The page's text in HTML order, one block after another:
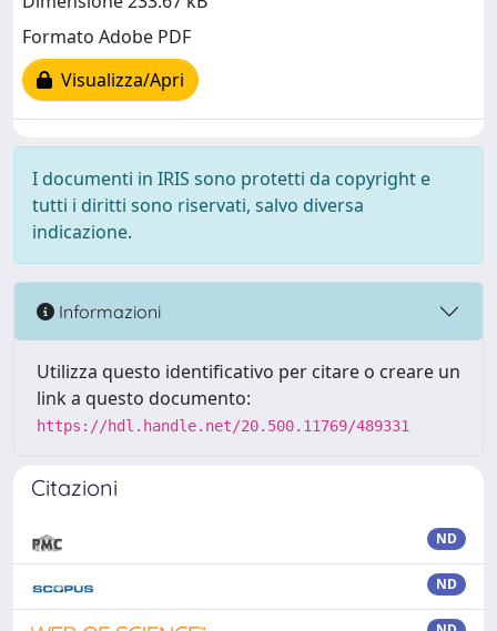
Formato Adobe PDF
Visualizza/Apri
I documenti in IRIS sono protetti da copyright e
tutti i diritti sono riservati, salvo diversa
indicazione.
Informazioni
Utilizza questo identificativo per citare o creare un
link a questo documento:
https://hdl.handle.net/20.500.11769/489331
Citazioni
ND
ND